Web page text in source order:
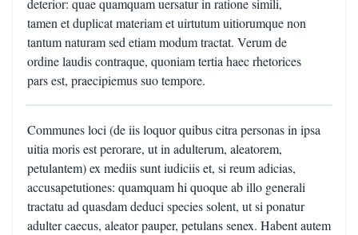
deterior: quae quamquam uersatur in ratione simili,
tamen et duplicat materiam et uirtutum uitiorumque non
tantum naturam sed etiam modum tractat. Verum de
ordine laudis contraque, quoniam tertia haec rhetorices
pars est, praecipiemus suo tempore.
Communes loci (de iis loquor quibus citra personas in ipsa
uitia moris est perorare, ut in adulterum, aleatorem,
petulantem) ex mediis sunt iudiciis et, si reum adicias,
accusapetutiones: quamquam hi quoque ab illo generali
tractatu ad quasdam deduci species solent, ut si ponatur
adulter caecus, aleator pauper, petulans senex. Habent autem